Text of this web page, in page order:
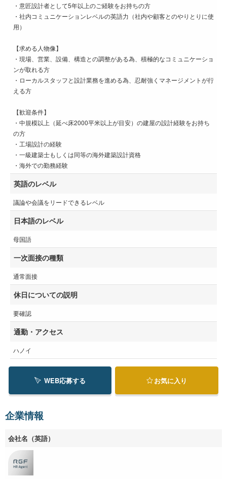
・意匠設計者として5年以上のご経験をお持ちの方
・社内コミュニケーションレベルの英語力（社内や顧客とのやりとりに使
用）
【求める人物像】
・現場、営業、設備、構造との調整がある為、積極的なコミュニケーショ
ンが取れる方
・ローカルスタッフと設計業務を進める為、忍耐強くマネージメントが行
える方
【歓迎条件】
・中規模以上（延べ床2000平米以上が目安）の建屋の設計経験をお持ち
の方
・工場設計の経験
・一級建築士もしくは同等の海外建築設計資格
・海外での勤務経験
英語のレベル
議論や会議をリードできるレベル
日本語のレベル
母国語
一次面接の種類
通常面接
休日についての説明
要確認
通勤・アクセス
ハノイ
WEB応募する お気に入り
企業情報
会社名（英語）